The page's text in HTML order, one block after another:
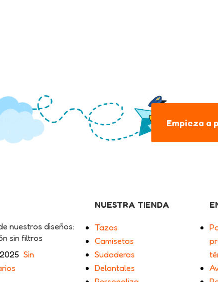
Empieza a
nuestros diseños:
sin filtros
Sin
NUESTRA TIENDA
Tazas
Camisetas
Sudaderas
Delantales